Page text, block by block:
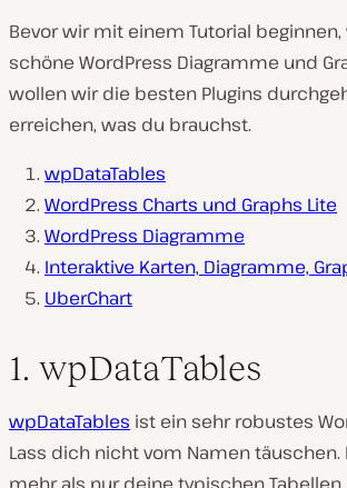
Bevor wir mit einem Tutorial
schöne WordPress Diagramme und
wollen wir die besten Plugins
erreichen, was du brauchst.
wpDataTables
WordPress Charts und Graphs Lite
WordPress Diagramme
Interaktive Karten, Diagramme,
UberChart
1. wpDataTables
wpDataTables ist ein sehr robustes
Lass dich nicht vom Namen täuschen.